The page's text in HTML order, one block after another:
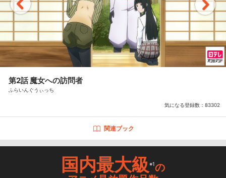
第2話 魔女への訪問者
ふらいんぐうぃっち
気になる登録数： 83302
関連ブック
国内最大級※1の